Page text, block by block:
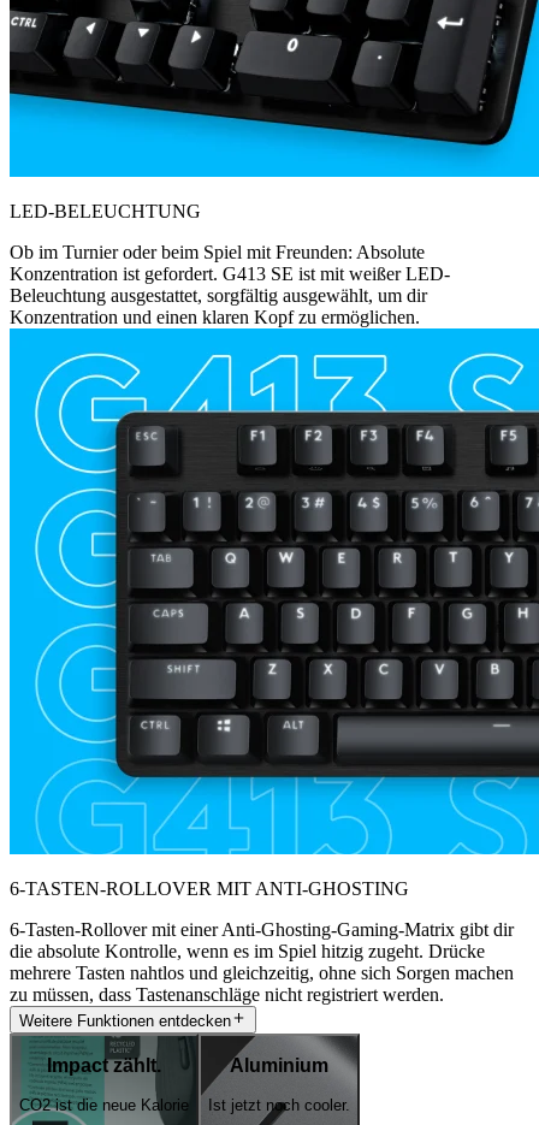
LED-BELEUCHTUNG
Ob im Turnier oder beim Spiel mit Freunden: Absolute
Konzentration ist gefordert. G413 SE ist mit weißer LED-
Beleuchtung ausgestattet, sorgfältig ausgewählt, um dir
Konzentration und einen klaren Kopf zu ermöglichen.
6-TASTEN-ROLLOVER MIT ANTI-GHOSTING
6-Tasten-Rollover mit einer Anti-Ghosting-Gaming-Matrix gibt dir
die absolute Kontrolle, wenn es im Spiel hitzig zugeht. Drücke
mehrere Tasten nahtlos und gleichzeitig, ohne sich Sorgen machen
zu müssen, dass Tastenanschläge nicht registriert werden.
Weitere Funktionen entdecken
Impact zählt.
CO2 ist die neue Kalorie
Aluminium
Ist jetzt noch cooler.